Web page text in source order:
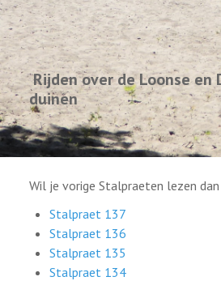
Rijden over de Loonse en
duinen
Wil je vorige Stalpraeten lezen
Stalpraet 137
Stalpraet 136
Stalpraet 135
Stalpraet 134